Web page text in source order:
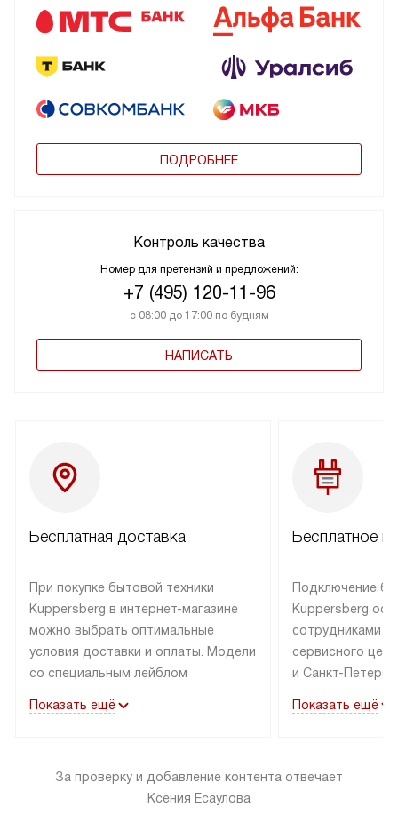
ПОДРОБНЕЕ
Контроль качества
Номер для претензий и предложений:
+7 (495) 120-11-96
с 08:00 до 17:00 по будням
НАПИСАТЬ
Бесплатная доставка
При покупке бытовой техники
Kuppersberg в интернет-магазине
можно выбрать оптимальные
условия доставки и оплаты. Модели
со специальным лейблом
в пределах МКАД до подъезда,
«в наличии» может быть отправлен
покупателю в течение трех дней.
Показать ещё
Бесплатное
Подключение
Kuppersberg
сотрудниками
сервисного
и Санкт-
подключается к
за пределы
Показать ещё
За проверку и добавление контента отвечает
Ксения Есаулова